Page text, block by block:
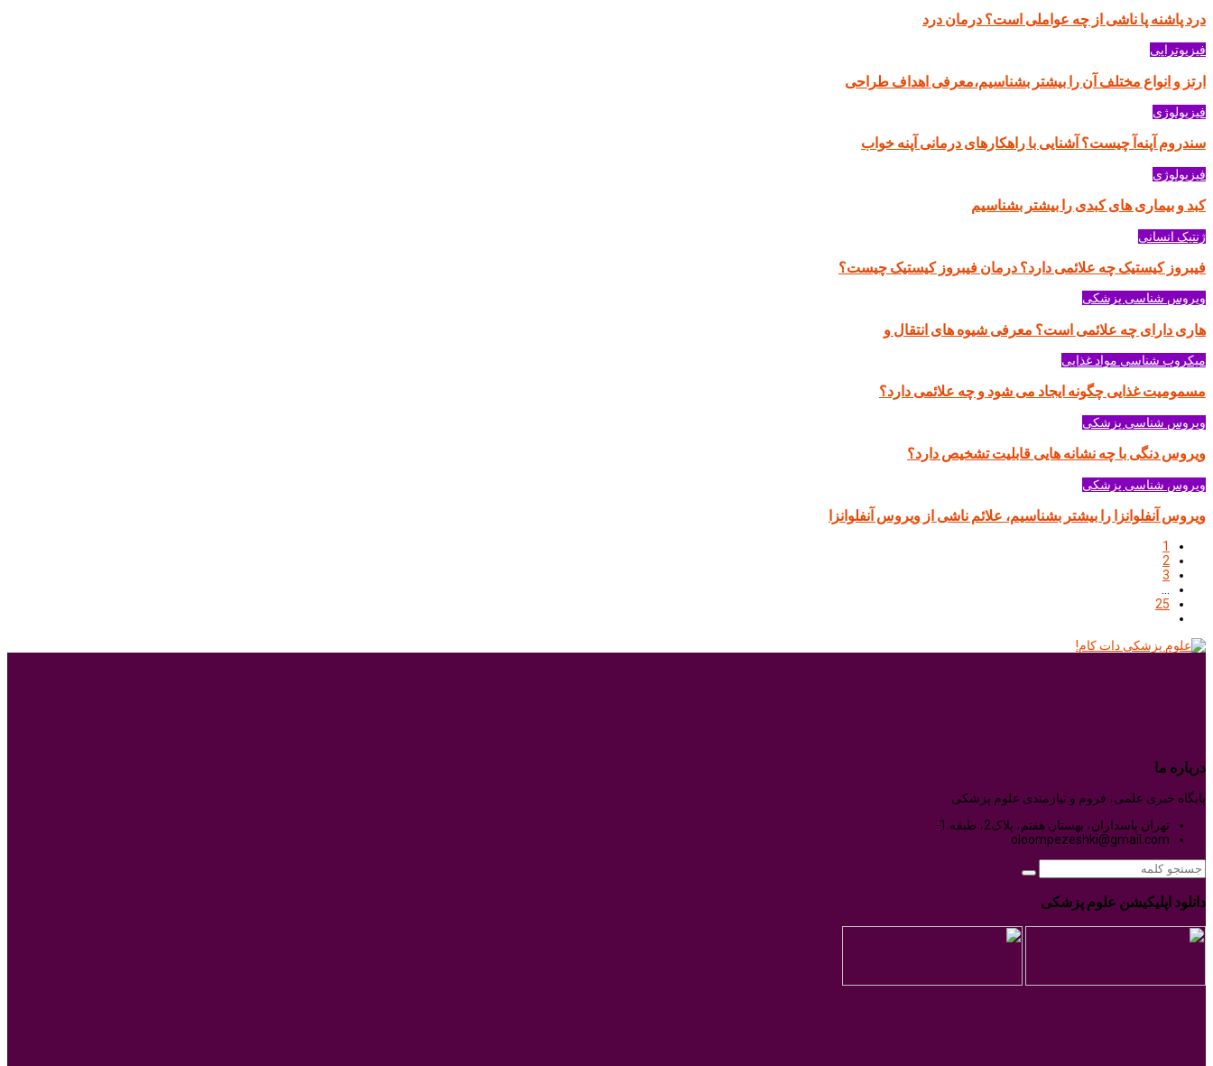
درد پاشنه پا ناشی از چه عواملی است؟ درمان درد
فیزیوتراپی
ارتز و انواع مختلف آن را بیشتر بشناسیم،معرفی اهداف طراحی
فیزیولوژی
سندروم آپنه‌آ چیست؟ آشنایی با راهکارهای درمانی آپنه خواب
فیزیولوژی
کبد و بیماری های کبدی را بیشتر بشناسیم
ژنتیک انسانی
فیبروز کیستیک چه علائمی دارد؟ درمان فیبروز کیستیک چیست؟
ویروس شناسی پزشکی
هاری دارای چه علائمی است؟ معرفی شیوه های انتقال و
میکروب شناسی مواد غذایی
مسمومیت غذایی چگونه ایجاد می شود و چه علائمی دارد؟
ویروس شناسی پزشکی
ویروس دنگی با چه نشانه هایی قابلیت تشخیص دارد؟
ویروس شناسی پزشکی
ویروس آنفلوانزا را بیشتر بشناسیم، علائم ناشی از ویروس آنفلوانزا
1
2
3
…
25
درباره ما
پایگاه خبری علمی، فروم و نیازمندی علوم پزشکی
تهران پاسداران، بهستان هفتم، پلاک2، طبقه 1-
oloompezeshki@gmail.com
دانلود اپلیکیشن علوم پزشکی